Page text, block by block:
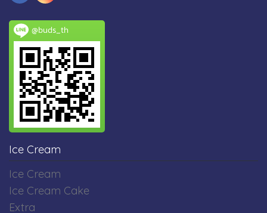
@buds_th
Ice Cream
Ice Cream
Ice Cream Cake
Extra